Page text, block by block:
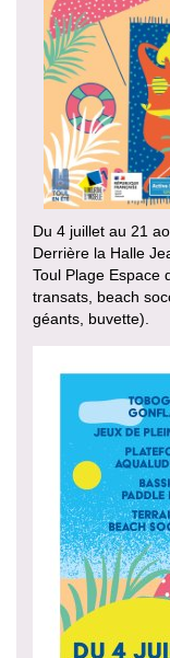
Du 4 juillet au 21
Derrière la Halle
Toul Plage Espace
transats, beach
géants, buvette).